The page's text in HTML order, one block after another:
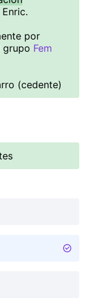
por
grupo Fem
(cedente)